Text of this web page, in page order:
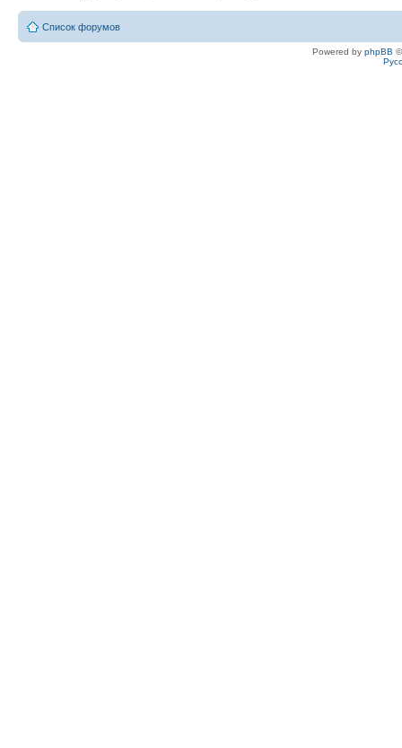
Список форумов
Powered by phpBB